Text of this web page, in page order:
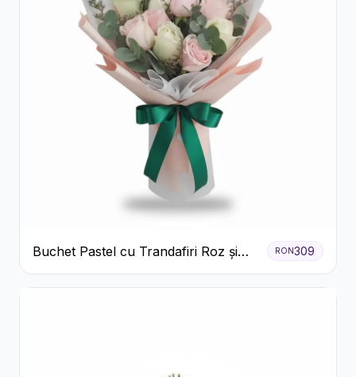
Buchet Pastel cu Trandafiri Roz și
Albi
RON309